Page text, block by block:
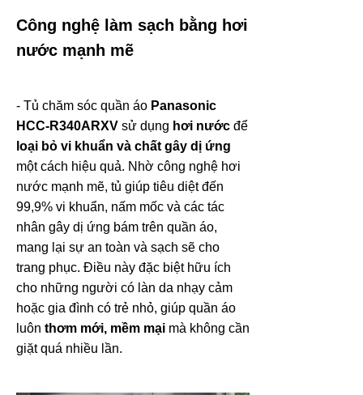
Công nghệ làm sạch bằng hơi
nước mạnh mẽ
- Tủ chăm sóc quần áo Panasonic
HCC-R340ARXV sử dụng hơi nước để
loại bỏ vi khuẩn và chất gây dị ứng
một cách hiệu quả. Nhờ công nghệ hơi
nước mạnh mẽ, tủ giúp tiêu diệt đến
99,9% vi khuẩn, nấm mốc và các tác
nhân gây dị ứng bám trên quần áo,
mang lại sự an toàn và sạch sẽ cho
trang phục. Điều này đặc biệt hữu ích
cho những người có làn da nhạy cảm
hoặc gia đình có trẻ nhỏ, giúp quần áo
luôn thơm mới, mềm mại mà không cần
giặt quá nhiều lần.